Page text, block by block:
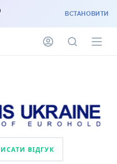
ВСТАНОВИТИ
ВІДГУК